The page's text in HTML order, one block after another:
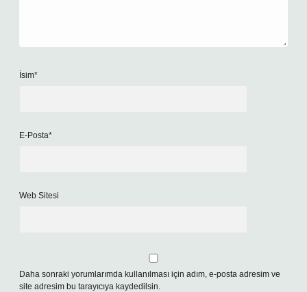
İsim*
E-Posta*
Web Sitesi
Daha sonraki yorumlarımda kullanılması için adım, e-posta adresim ve
site adresim bu tarayıcıya kaydedilsin.